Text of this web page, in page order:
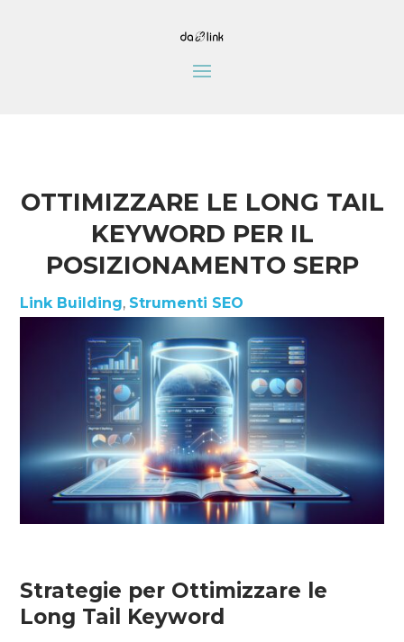
OTTIMIZZARE LE LONG TAIL
KEYWORD PER IL
POSIZIONAMENTO SERP
Link Building, Strumenti SEO
Strategie per Ottimizzare le
Long Tail Keyword